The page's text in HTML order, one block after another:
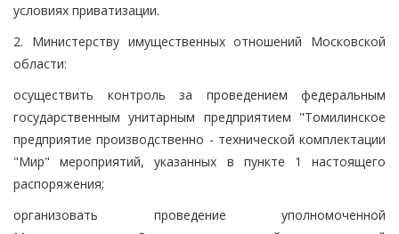
условиях приватизации.
2. Министерству имущественных отношений Московской
области:
осуществить контроль за проведением федеральным
государственным унитарным предприятием "Томилинское
предприятие производственно - технической комплектации
"Мир" мероприятий, указанных в пункте 1 настоящего
распоряжения;
организовать проведение уполномоченной